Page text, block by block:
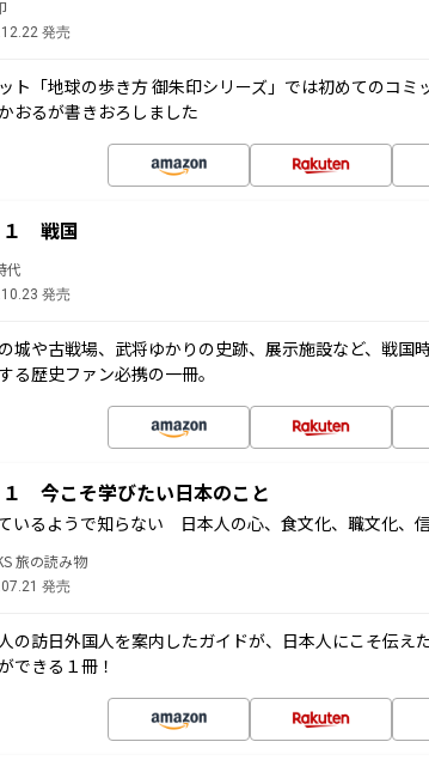
発売
ト「地球の歩き方 御朱印シリーズ」では初めてのコミ
おるが書きおろしました
１ 戦国
代
発売
城や古戦場、武将ゆかりの史跡、展示施設など、戦国
る歴史ファン必携の一冊。
１ 今こそ学びたい日本のこと
いるようで知らない 日本人の心、食文化、職文化、
旅の読み物
発売
の訪日外国人を案内したガイドが、日本人にこそ伝え
できる１冊！